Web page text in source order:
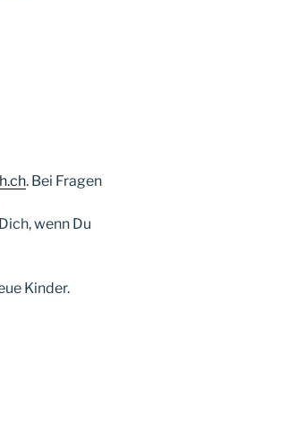
. Bei Fragen
wenn Du
Kinder.